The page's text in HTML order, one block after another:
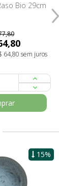
Bio 29cm
64,80 sem juros
15%